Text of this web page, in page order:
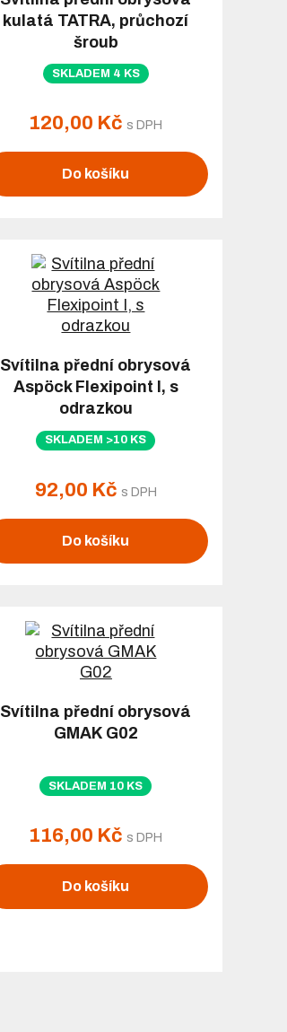
kulatá TATRA, průchozí
šroub
SKLADEM 4 KS
120,00 Kč s DPH
Do košíku
Svítilna přední obrysová
Aspöck Flexipoint I, s
odrazkou
SKLADEM >10 KS
92,00 Kč s DPH
Do košíku
Svítilna přední obrysová
GMAK G02
SKLADEM 10 KS
116,00 Kč s DPH
Do košíku